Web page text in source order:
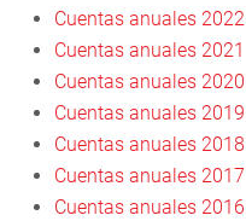
Cuentas anuales 2022
Cuentas anuales 2021
Cuentas anuales 2020
Cuentas anuales 2019
Cuentas anuales 2018
Cuentas anuales 2017
Cuentas anuales 2016